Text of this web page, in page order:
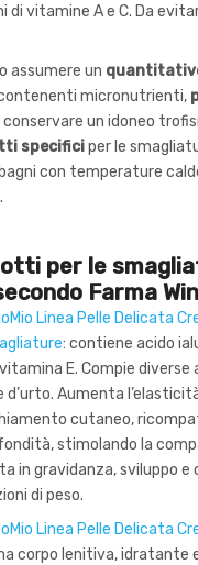
di vitamine A e C. Da
assumere un
micronutrienti,
conservare un idoneo
specificiper le
con temperature
per le
Farma
Linea Pelle Delicata
: contiene acido
E. Compie diverse
Aumenta
cutaneo,
stimolando la
in gravidanza, sviluppo e
di peso.
Linea Pelle Delicata
corpo lenitiva, idratante